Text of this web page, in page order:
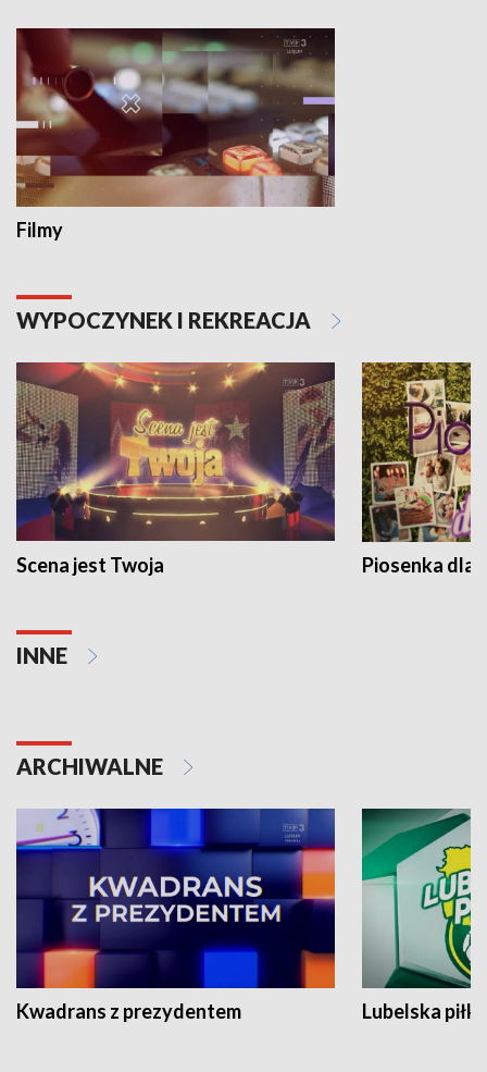
Filmy
WYPOCZYNEK I REKREACJA
Scena jest Twoja Piosenka dla
INNE
ARCHIWALNE
Kwadrans z prezydentem Lubelska piłka